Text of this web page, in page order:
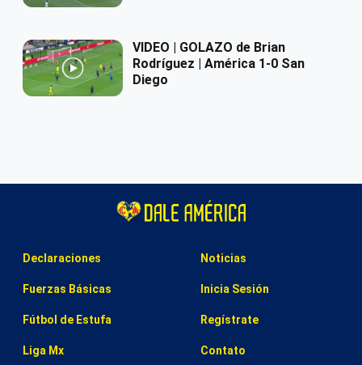
VIDEO | GOLAZO de Brian
Rodríguez | América 1-0 San
Diego
Declaraciones
Fuerzas Básicas
Fútbol de Estufa
Liga Mx
Noticias
Inicia Sesión
Regístrate
Contato